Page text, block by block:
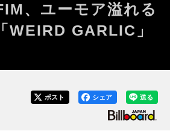
、ユーモア溢れる
WEIRD GARLIC」
送る
シェア
ポスト